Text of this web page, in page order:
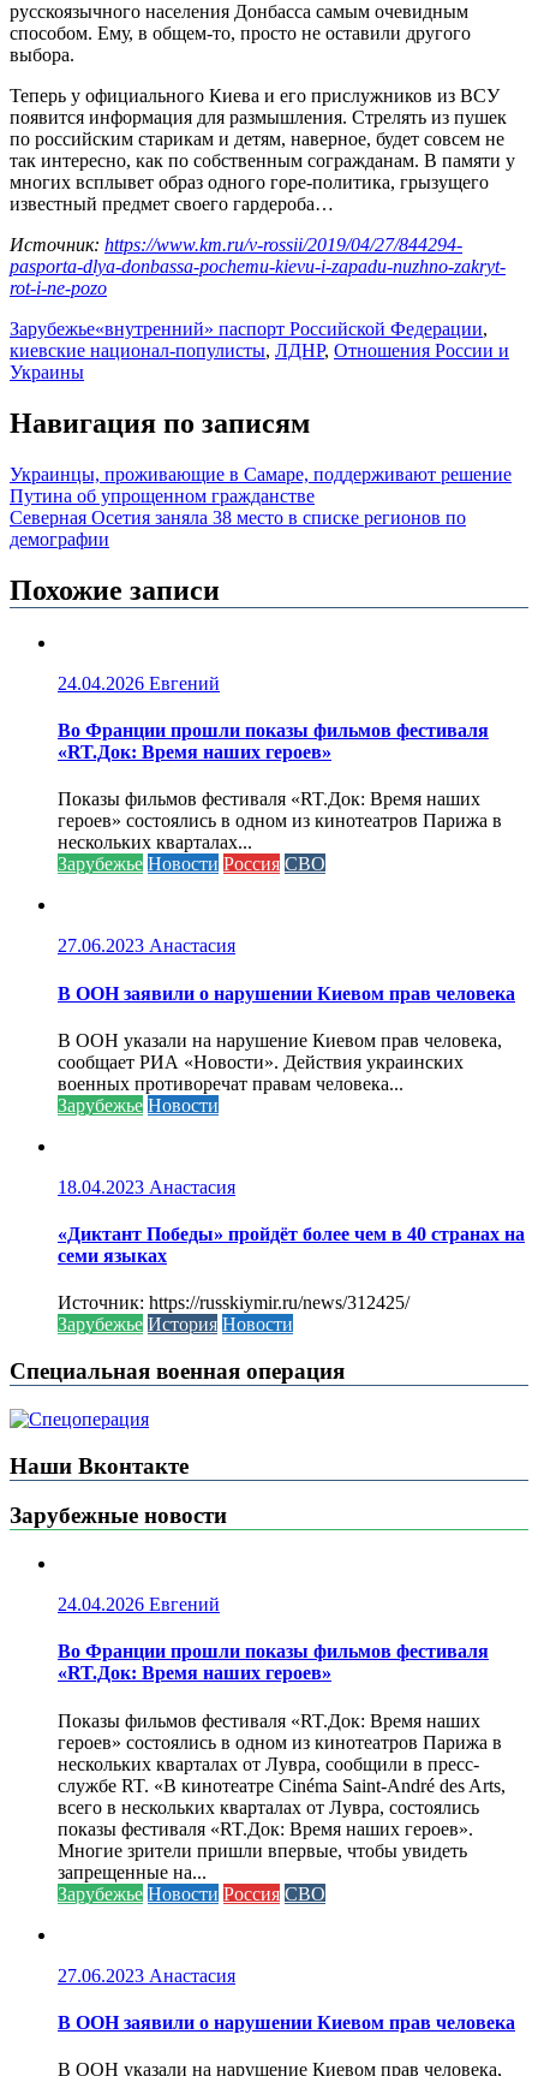
русскоязычного населения Донбасса самым очевидным
способом. Ему, в общем-то, просто не оставили другого
выбора.
Теперь у официального Киева и его прислужников из ВСУ
появится информация для размышления. Стрелять из пушек
по российским старикам и детям, наверное, будет совсем не
так интересно, как по собственным согражданам. В памяти у
многих всплывет образ одного горе-политика, грызущего
известный предмет своего гардероба…
Источник: https://www.km.ru/v-rossii/2019/04/27/844294-
pasporta-dlya-donbassa-pochemu-kievu-i-zapadu-nuzhno-zakryt-
rot-i-ne-pozo
Зарубежье«внутренний» паспорт Российской Федерации,
киевские национал-популисты, ЛДНР, Отношения России и
Украины
Навигация по записям
Украинцы, проживающие в Самаре, поддерживают решение
Путина об упрощенном гражданстве
Северная Осетия заняла 38 место в списке регионов по
демографии
Похожие записи
24.04.2026 Евгений
Во Франции прошли показы фильмов фестиваля
«RT.Док: Время наших героев»
Показы фильмов фестиваля «RT.Док: Время наших
героев» состоялись в одном из кинотеатров Парижа в
нескольких кварталах...
Зарубежье Новости Россия СВО
27.06.2023 Анастасия
В ООН заявили о нарушении Киевом прав человека
В ООН указали на нарушение Киевом прав человека,
сообщает РИА «Новости». Действия украинских
военных противоречат правам человека...
Зарубежье Новости
18.04.2023 Анастасия
«Диктант Победы» пройдёт более чем в 40 странах на
семи языках
Источник: https://russkiymir.ru/news/312425/
Зарубежье История Новости
Специальная военная операция
Наши Вконтакте
Зарубежные новости
24.04.2026 Евгений
Во Франции прошли показы фильмов фестиваля
«RT.Док: Время наших героев»
Показы фильмов фестиваля «RT.Док: Время наших
героев» состоялись в одном из кинотеатров Парижа в
нескольких кварталах от Лувра, сообщили в пресс-
службе RT. «В кинотеатре Cinéma Saint-André des Arts,
всего в нескольких кварталах от Лувра, состоялись
показы фестиваля «RT.Док: Время наших героев».
Многие зрители пришли впервые, чтобы увидеть
запрещенные на...
Зарубежье Новости Россия СВО
27.06.2023 Анастасия
В ООН заявили о нарушении Киевом прав человека
В ООН указали на нарушение Киевом прав человека,